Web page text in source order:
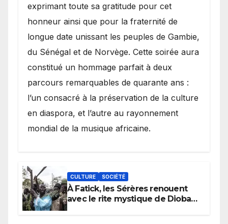
exprimant toute sa gratitude pour cet
honneur ainsi que pour la fraternité de
longue date unissant les peuples de Gambie,
du Sénégal et de Norvège. Cette soirée aura
constitué un hommage parfait à deux
parcours remarquables de quarante ans :
l’un consacré à la préservation de la culture
en diaspora, et l’autre au rayonnement
mondial de la musique africaine.
CULTURE SOCIÉTÉ
À Fatick, les Sérères renouent
avec le rite mystique de Diobaye